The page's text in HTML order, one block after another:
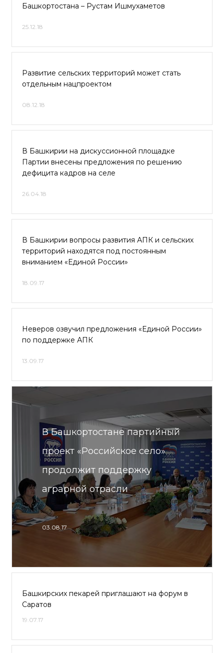
Башкортостана – Рустам Ишмухаметов
25.12.18
Развитие сельских территорий может стать
отдельным нацпроектом
08.12.18
В Башкирии на дискуссионной площадке
Партии внесены предложения по решению
дефицита кадров на селе
26.04.18
В Башкирии вопросы развития АПК и сельских
территорий находятся под постоянным
вниманием «Единой России»
18.09.17
Неверов озвучил предложения «Единой России»
по поддержке АПК
13.09.17
В Башкортостане партийный
проект «Российское село»
продолжит поддержку
аграрной отрасли
03.08.17
Башкирских пекарей приглашают на форум в
Саратов
19.07.17